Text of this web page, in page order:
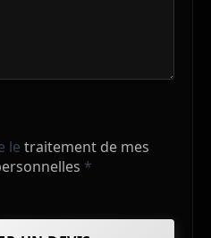
le traitement de mes
*